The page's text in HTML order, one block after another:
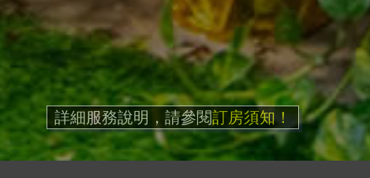
詳細服務說明，請參閱訂房須知！